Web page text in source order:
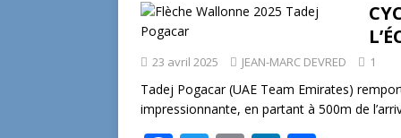
23 avril 2025 JEAN-MARC DEVRED 1
Tadej Pogacar (UAE Team Emirates)
impressionnante, en partant à 500m de